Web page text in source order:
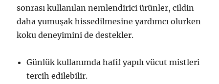
sonrası kullanılan nemlendirici ürünler, cildin
daha yumuşak hissedilmesine yardımcı olurken
koku deneyimini de destekler.
Günlük kullanımda hafif yapılı vücut mistleri
tercih edilebilir.